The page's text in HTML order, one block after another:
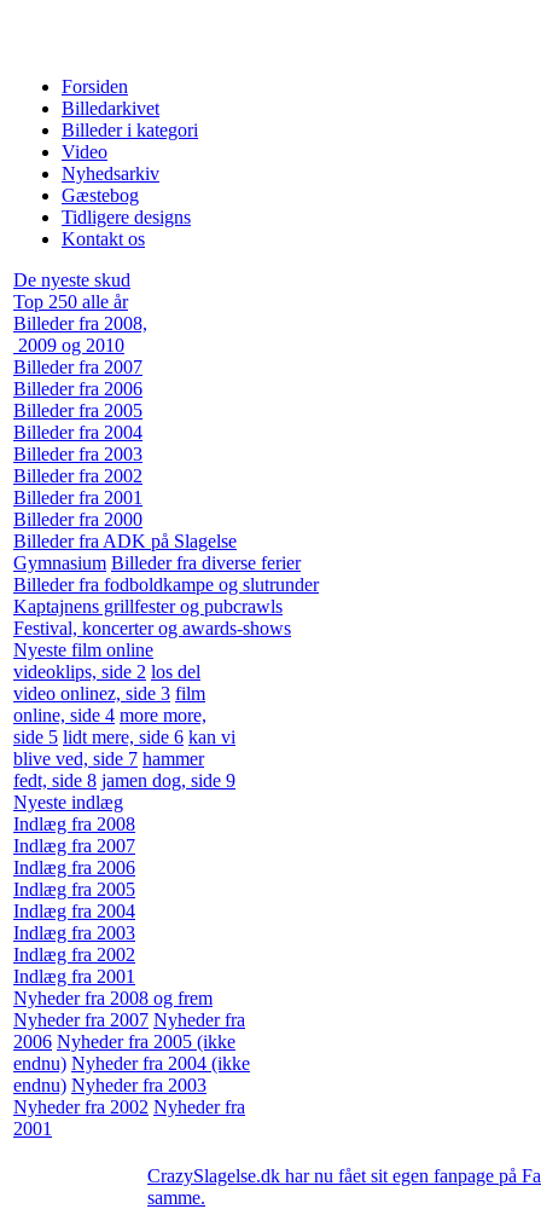
Forsiden
Billedarkivet
Billeder i kategori
Video
Nyhedsarkiv
Gæstebog
Tidligere designs
Kontakt os
De nyeste skud
Top 250 alle år
Billeder fra 2008,
2009 og 2010
Billeder fra 2007
Billeder fra 2006
Billeder fra 2005
Billeder fra 2004
Billeder fra 2003
Billeder fra 2002
Billeder fra 2001
Billeder fra 2000
Billeder fra ADK på Slagelse
Gymnasium Billeder fra diverse ferier
Billeder fra fodboldkampe og slutrunder
Kaptajnens grillfester og pubcrawls
Festival, koncerter og awards-shows
Nyeste film online
videoklips, side 2 los del
video onlinez, side 3 film
online, side 4 more more,
side 5 lidt mere, side 6 kan vi
blive ved, side 7 hammer
fedt, side 8 jamen dog, side 9
Nyeste indlæg
Indlæg fra 2008
Indlæg fra 2007
Indlæg fra 2006
Indlæg fra 2005
Indlæg fra 2004
Indlæg fra 2003
Indlæg fra 2002
Indlæg fra 2001
Nyheder fra 2008 og frem
Nyheder fra 2007 Nyheder fra
2006 Nyheder fra 2005 (ikke
endnu) Nyheder fra 2004 (ikke
endnu) Nyheder fra 2003
Nyheder fra 2002 Nyheder fra
2001
CrazySlagelse.dk har nu fået sit egen fanpage på
samme.